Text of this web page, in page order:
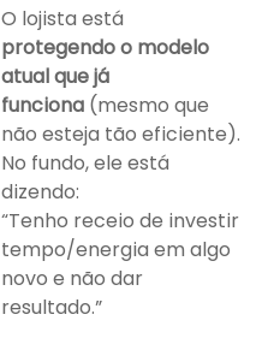
O lojista está
protegendo o modelo
atual que já
funciona (mesmo que
não esteja tão eficiente).
No fundo, ele está
dizendo:
“Tenho receio de investir
tempo/energia em algo
novo e não dar
resultado.”